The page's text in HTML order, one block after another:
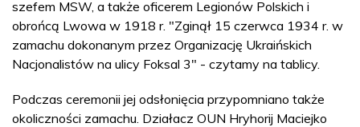
szefem MSW, a także oficerem Legionów Polskich i
obrońcą Lwowa w 1918 r. "Zginął 15 czerwca 1934 r. w
zamachu dokonanym przez Organizację Ukraińskich
Nacjonalistów na ulicy Foksal 3" - czytamy na tablicy.
Podczas ceremonii jej odsłonięcia przypomniano także
okoliczności zamachu. Działacz OUN Hryhorij Maciejko